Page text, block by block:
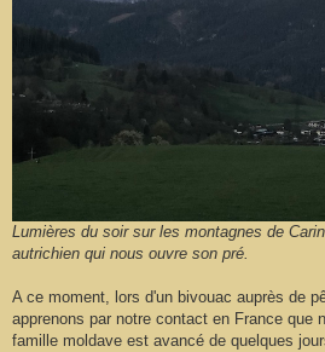
Lumières du soir sur les montagnes de
autrichien qui nous ouvre son pré.
A ce moment, lors d'un bivouac auprès de
apprenons par notre contact en France que
famille moldave est avancé de quelques